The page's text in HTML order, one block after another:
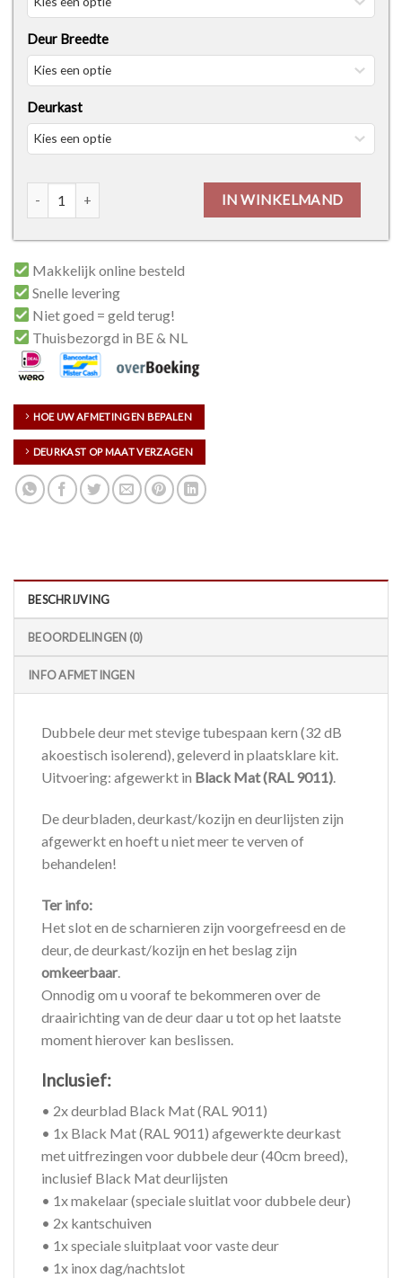
Deur Breedte
Deurkast
IN WINKELMAND
Dubbele Deur - Black Mat aantal
Makkelijk online besteld
Snelle levering
Niet goed = geld terug!
Thuisbezorgd in BE & NL
HOE UW AFMETINGEN BEPALEN
DEURKAST OP MAAT VERZAGEN
BESCHRIJVING
BEOORDELINGEN (0)
INFO AFMETINGEN
Dubbele deur met stevige tubespaan kern (32 dB
akoestisch isolerend), geleverd in plaatsklare kit.
Uitvoering: afgewerkt in Black Mat (RAL 9011).
De deurbladen, deurkast/kozijn en deurlijsten zijn
afgewerkt en hoeft u niet meer te verven of
behandelen!
Ter info:
Het slot en de scharnieren zijn voorgefreesd en de
deur, de deurkast/kozijn en het beslag zijn
omkeerbaar
Onnodig om u vooraf te bekommeren over de
draairichting van de deur daar u tot op het laatste
moment hierover kan beslissen.
Inclusief:
• 2x deurblad Black Mat (RAL 9011)
• 1x Black Mat (RAL 9011) afgewerkte deurkast
met uitfrezingen voor dubbele deur (40cm breed),
inclusief Black Mat deurlijsten
• 1x makelaar (speciale sluitlat voor dubbele deur)
• 2x kantschuiven
• 1x speciale sluitplaat voor vaste deur
• 1x inox dag/nachtslot